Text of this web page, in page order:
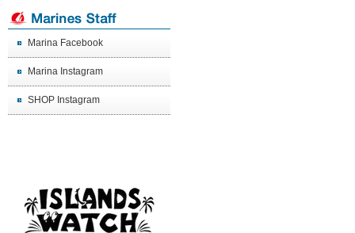
Marina Facebook
Marina Instagram
SHOP Instagram